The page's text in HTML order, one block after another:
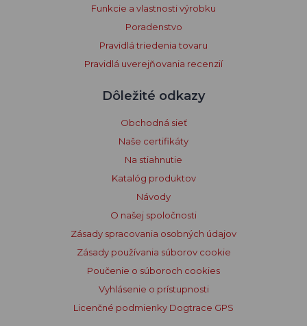
Funkcie a vlastnosti výrobku
Poradenstvo
Pravidlá triedenia tovaru
Pravidlá uverejňovania recenzií
Dôležité odkazy
Obchodná sieť
Naše certifikáty
Na stiahnutie
Katalóg produktov
Návody
O našej spoločnosti
Zásady spracovania osobných údajov
Zásady používania súborov cookie
Poučenie o súboroch cookies
Vyhlásenie o prístupnosti
Licenčné podmienky Dogtrace GPS